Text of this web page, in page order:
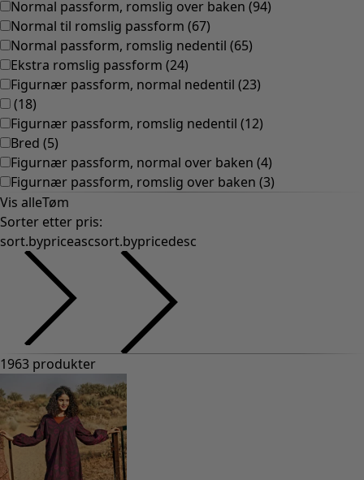
Normal passform, romslig over baken (94)
Normal til romslig passform (67)
Normal passform, romslig nedentil (65)
Ekstra romslig passform (24)
Figurnær passform, normal nedentil (23)
(18)
Figurnær passform, romslig nedentil (12)
Bred (5)
Figurnær passform, normal over baken (4)
Figurnær passform, romslig over baken (3)
Vis alleTøm
Sorter etter pris:
sort.bypriceascsort.bypricedesc
1963 produkter